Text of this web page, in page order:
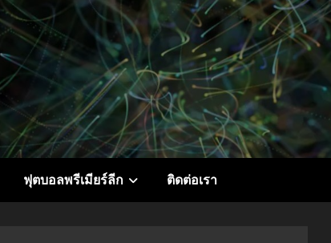
ฟุตบอลพรีเมียร์ลีก ติดต่อเรา